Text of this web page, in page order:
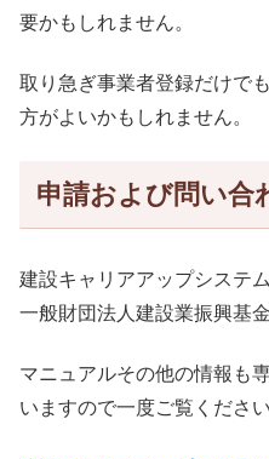
要かもしれません。
取り急ぎ事業者登録だけで
方がよいかもしれません。
申請および問い合
建設キャリアアップシステ
一般財団法人建設業振興基
マニュアルその他の情報も
いますので一度ご覧ください